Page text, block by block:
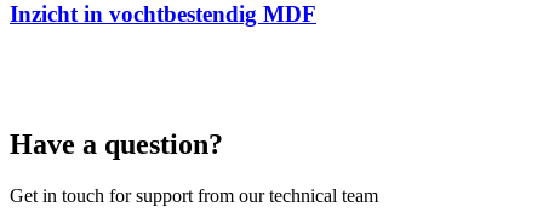
Inzicht in vochtbestendig MDF
Have a question?
Get in touch for support from our technical team